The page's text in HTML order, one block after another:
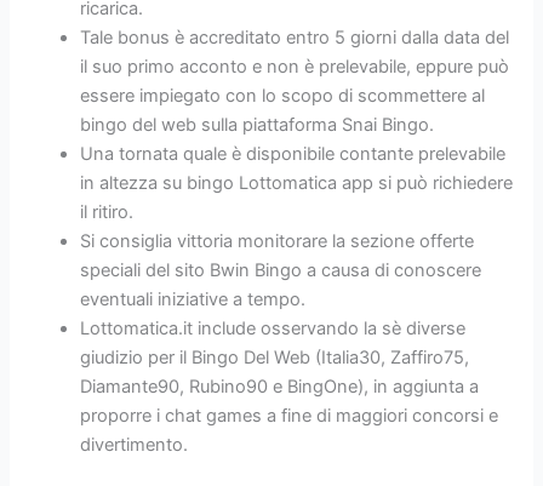
ricarica.
Tale bonus è accreditato entro 5 giorni dalla data del
il suo primo acconto e non è prelevabile, eppure può
essere impiegato con lo scopo di scommettere al
bingo del web sulla piattaforma Snai Bingo.
Una tornata quale è disponibile contante prelevabile
in altezza su bingo Lottomatica app si può richiedere
il ritiro.
Si consiglia vittoria monitorare la sezione offerte
speciali del sito Bwin Bingo a causa di conoscere
eventuali iniziative a tempo.
Lottomatica.it include osservando la sè diverse
giudizio per il Bingo Del Web (Italia30, Zaffiro75,
Diamante90, Rubino90 e BingOne), in aggiunta a
proporre i chat games a fine di maggiori concorsi e
divertimento.